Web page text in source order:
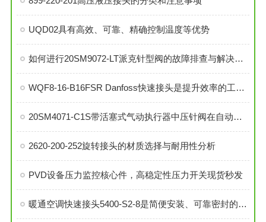
UQD02具有高效、可靠、精确控制温度等优势
如何进行20SM9072-LT派克针型阀的故障排查与解决措施？
WQF8-16-B16FSR Danfoss快速接头是提升效率的工业连接解决方案
20SM4071-C1S带活塞式气动执行器中压针阀在自动化系统中的角色与功能
2620-200-252旋转接头的材质选择与耐用性分析
PVD设备压力监控核心件，高稳定性压力开关现货秒发
暖通空调快速接头5400-S2-8是简便安装、可靠密封的理想选择